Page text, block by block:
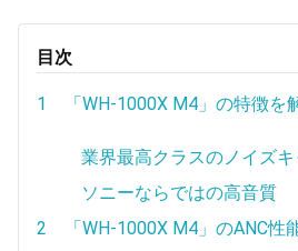
目次
1 「WH-1000X M4」の特徴を
業界最高クラスのノイズ
ソニーならではの高音質
2 「WH-1000X M4」のANC性